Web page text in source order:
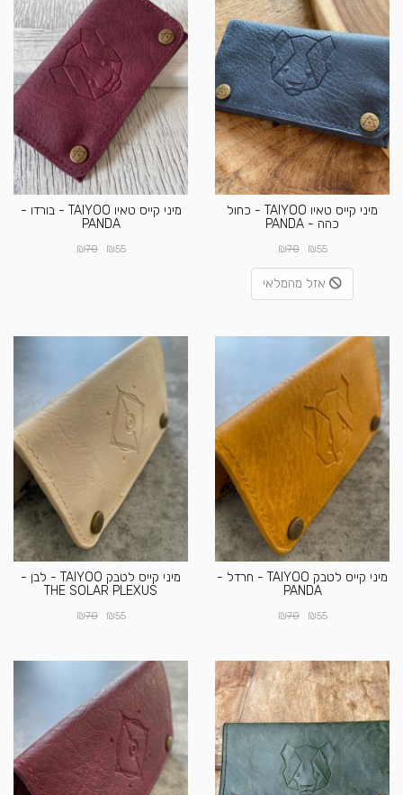
מיני קייס טאיו TAIYOO - כחול
כהה - PANDA
₪55
₪70
אזל מהמלאי
מיני קייס טאיו TAIYOO - בורדו -
PANDA
₪55
₪70
מיני קייס לטבק TAIYOO - חרדל -
PANDA
₪55
₪70
מיני קייס לטבק TAIYOO - לבן -
THE SOLAR PLEXUS
₪55
₪70